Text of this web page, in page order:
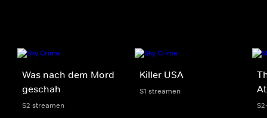
Was nach dem Mord
geschah
S2 streamen
Killer USA
S1 streamen